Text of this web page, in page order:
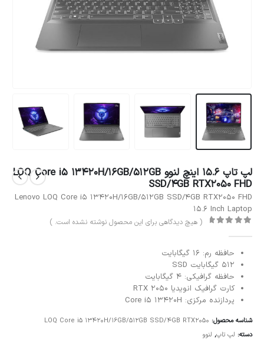
لپ تاپ 15.6 اینچ لنوو LOQ Core i5 13420H/16GB/512GB
SSD/4GB RTX2050 FHD
Lenovo LOQ Core i5 13420H/16GB/512GB SSD/4GB RTX2050 FHD
15.6 Inch Laptop
( هیچ دیدگاهی برای این محصول نوشته نشده است. )
حافظه رم: 16 گیگابایت
512 گیگابایت SSD
حافظه گرافیکی: 4 گیگابایت
کارت گرافیک انویدیا RTX 2050
پردازنده مرکزی: Core i5 13420H
شناسه محصول: LOQ Core i5 13420H/16GB/512GB SSD/4GB RTX2050
دسته: لپ تاپ, لنوو